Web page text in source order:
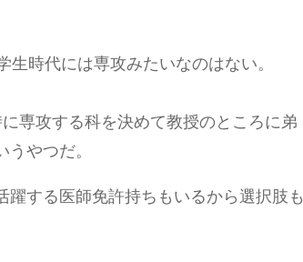
時代には専攻みたいなのはない。
専攻する科を決めて教授のところに弟
やつだ。
する医師免許持ちもいるから選択肢も